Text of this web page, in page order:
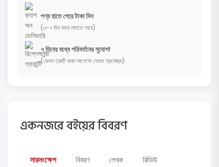
পণ্য হাতে পেয়ে টাকা দিন
(৩-৭ দিন সময় লাগতে পারে)
৭ দিনের মধ্যে পরিবর্তনের সুযোগ!
(কেবল ত্রুটি থাকা সাপেক্ষে ফেরত প্রযোজ্য)
একনজরে বইয়ের বিবরণ
সারসংক্ষেপ বিবরণ লেখক রিভিউ